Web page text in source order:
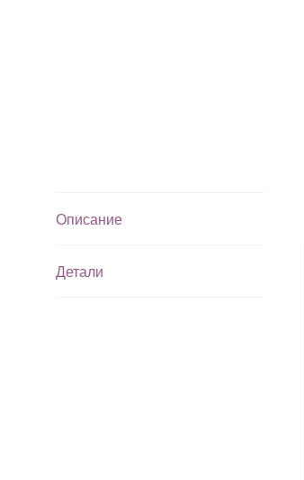
Описание
Детали